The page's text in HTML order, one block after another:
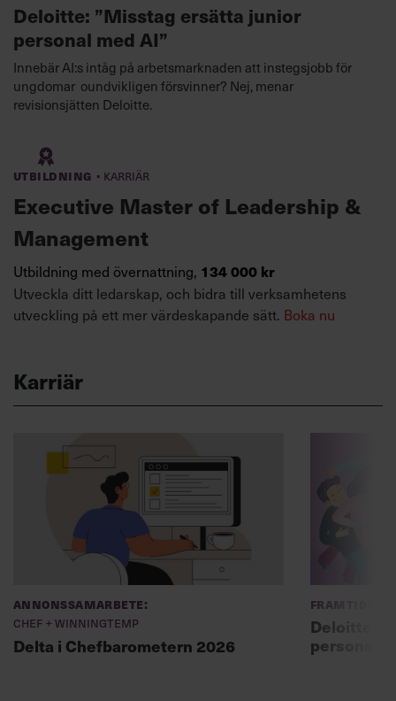
Deloitte: ”Misstag ersätta junior
personal med AI”
Innebär AI:s intåg på arbetsmarknaden att instegsjobb för
ungdomar oundvikligen försvinner? Nej, menar
revisionsjätten Deloitte.
Utbildning · Karriär
Executive Master of Leadership &
Management
Utbildning med övernattning, 134 000 kr
Utveckla ditt ledarskap, och bidra till verksamhetens
utveckling på ett mer värdeskapande sätt. Boka nu
Karriär
Annonssamarbete:
Chef + Winningtemp
Delta i Chefbarometern 2026
Deloitte:
personal